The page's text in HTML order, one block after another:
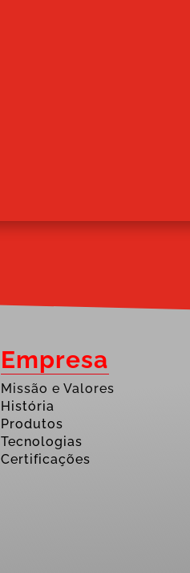
Empresa
Missão e Valores
História
Produtos
Tecnologias
Certificações